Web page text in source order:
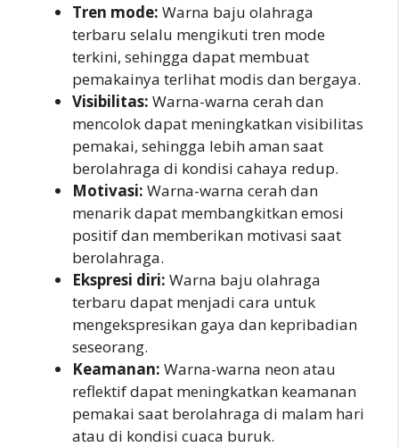
Tren mode: Warna baju olahraga
terbaru selalu mengikuti tren mode
terkini, sehingga dapat membuat
pemakainya terlihat modis dan bergaya.
Visibilitas: Warna-warna cerah dan
mencolok dapat meningkatkan visibilitas
pemakai, sehingga lebih aman saat
berolahraga di kondisi cahaya redup.
Motivasi: Warna-warna cerah dan
menarik dapat membangkitkan emosi
positif dan memberikan motivasi saat
berolahraga.
Ekspresi diri: Warna baju olahraga
terbaru dapat menjadi cara untuk
mengekspresikan gaya dan kepribadian
seseorang.
Keamanan: Warna-warna neon atau
reflektif dapat meningkatkan keamanan
pemakai saat berolahraga di malam hari
atau di kondisi cuaca buruk.